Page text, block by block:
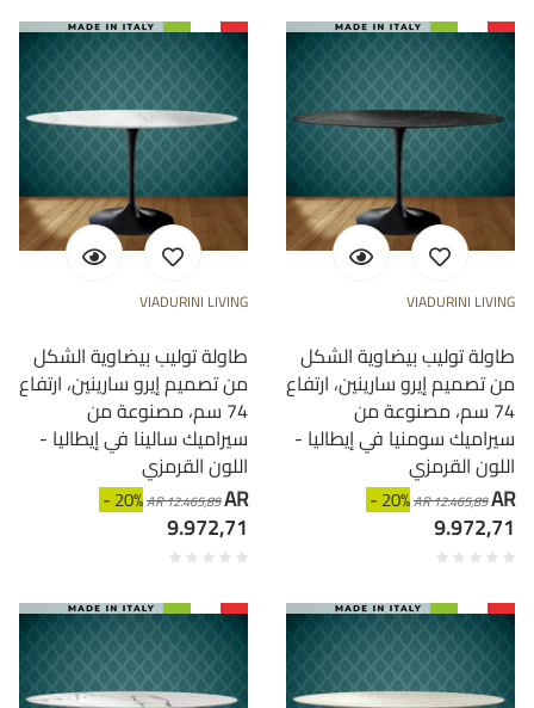
VIADURINI LIVING
طاولة توليب بيضاوية الشكل
من تصميم إيرو سارينين، ارتفاع
74 سم، مصنوعة من
سيراميك سالينا في إيطاليا -
اللون القرمزي
- 20%AR 12.465,89AR
9.972,71
VIADURINI LIVING
طاولة توليب بيضاوية الشكل
من تصميم إيرو سارينين، ارتفاع
74 سم، مصنوعة من
سيراميك سومنيا في إيطاليا -
اللون القرمزي
- 20%AR 12.465,89AR
9.972,71